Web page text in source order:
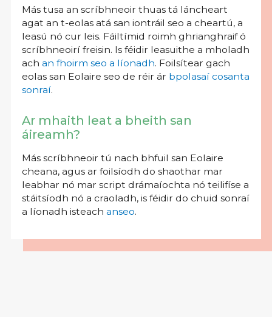
Más tusa an scríbhneoir thuas tá láncheart
agat an t-eolas atá san iontráil seo a cheartú, a
leasú nó cur leis. Fáiltímid roimh ghrianghraif ó
scríbhneoirí freisin. Is féidir leasuithe a mholadh
ach an fhoirm seo a líonadh. Foilsítear gach
eolas san Eolaire seo de réir ár bpolasaí cosanta
sonraí.
Ar mhaith leat a bheith san
áireamh?
Más scríbhneoir tú nach bhfuil san Eolaire
cheana, agus ar foilsíodh do shaothar mar
leabhar nó mar script drámaíochta nó teilifíse a
stáitsíodh nó a craoladh, is féidir do chuid sonraí
a líonadh isteach anseo.